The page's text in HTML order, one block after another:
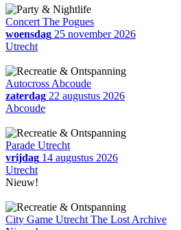
Concert The Pogues
woensdag 25 november 2026
Utrecht
Autocross Abcoude
zaterdag 22 augustus 2026
Abcoude
Parade Utrecht
vrijdag 14 augustus 2026
Utrecht
Nieuw!
City Game Utrecht The Lost Archive